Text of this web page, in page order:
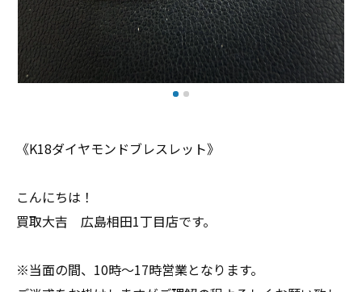
《K18ダイヤモンドブレスレット》
こんにちは！
買取大吉 広島相田1丁目店です。
※当面の間、10時〜17時営業となります。